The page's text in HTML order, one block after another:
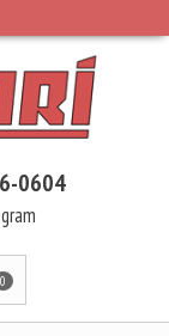
0604
0